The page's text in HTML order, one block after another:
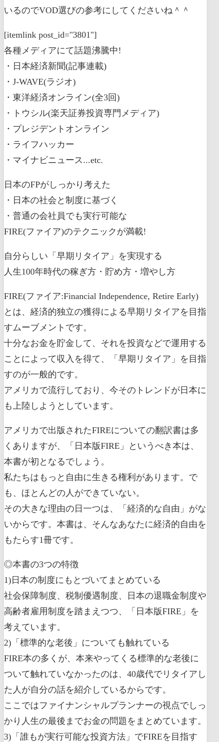
いるのでVOD選びの参考にしてくださいね＾＾
[itemlink post_id="3801"]
各種メディアにて話題沸騰中!
・日本経済新聞(記事連載)
・J-WAVE(ラジオ)
・東洋経済オンライン(全3回)
・トウシル(楽天証券投資専門メディア)
・プレジデントオンライン
・ライフハッカー
・マイナビニュース...etc.
日本のFPがしっかり考えた
・日本の社会と制度に基づく
・普通の会社員でも実行可能な
FIRE(ファイア)のテクニックが満載!
自分らしい「早期リタイア」を実現する
人生100年時代の稼ぎ方・貯め方・増やし方
FIRE(ファイア:Financial Independence, Retire Early)
とは、経済的独立の獲得による早期リタイアを目指
すムーブメントです。
十分なお金を貯金して、それを投資などで運用する
ことによって収入を得て、「早期リタイア」を目指
すのが一般的です。
アメリカで流行しており、今そのトレンドが日本に
も上陸しようとしています。
アメリカで出版されたFIREについての翻訳書は多
くありますが、「日本版FIRE」というべき本は、
本書が初となるでしょう。
私たちはもっと自由に生きる権利があります。で
も、ほとんどの人ができていない。
その大きな理由の日一つは、「経済的な自由」がな
いからです。本書は、そんなあなたに経済的自由を
もたらす1冊です。
◎本書の3つの特徴
1)日本の制度にもとづいてまとめている
社会保障制度、税制優遇制度、日本の退職金制度や
高齢者雇用制度を踏まえつつ、「日本版FIRE」を
考えています。
2)「標準的な老後」についても触れている
FIRE本の多くが、本来やってくる標準的な老後に
ついて触れていなかったのは、40歳代でリタイアし
た人が自分の話を紹介しているからです。
ここではファイナンシャルプランナーの視点でしっ
かり人生の最後までお金の問題をまとめています。
3)「誰もが実行可能な投資方法」でFIREを目指す